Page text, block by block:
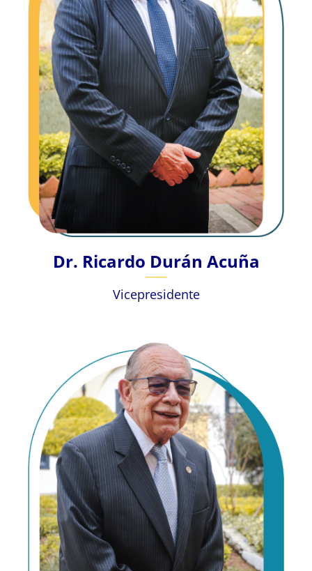
Dr. Ricardo Durán Acuña
Vicepresidente